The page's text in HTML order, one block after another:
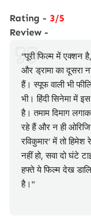
Rating - 3/5
Review -
"पूरी फिल्म में एक्शन
और ड्रामा का दूसरा
हैं। स्पूफ वाली भी
भी। हिंदी सिनेमा में
है। तमाम दिमाग
रहे हैं और न ही
रविकुमार’ में तो
नहीं हो, सवा दो घंटे
हफ्ते ये फिल्म देख
है।"